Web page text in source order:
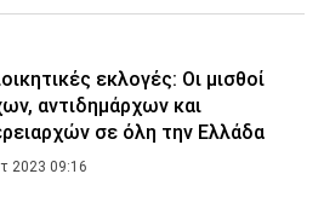
εκλογές: Οι μισθοί
αντιδημάρχων και
σε όλη την Ελλάδα
2023 09:16